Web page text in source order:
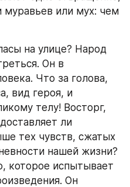
муравьев или мух: чем
на улице? Народ
Он в
Что за голова,
вид героя, и
телу! Восторг,
ли
тех чувств, сжатых
нашей жизни?
которое испытывает
Он